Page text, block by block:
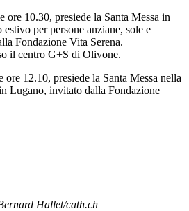
10.30, presiede la Santa Messa in
estivo per persone anziane, sole e
Fondazione Vita Serena.
il centro G+S di Olivone.
ore 12.10, presiede la Santa Messa nella
Lugano, invitato dalla Fondazione
Hallet/cath.ch